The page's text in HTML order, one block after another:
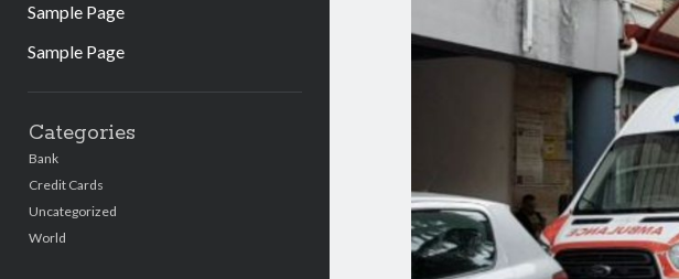
Sample Page
Sample Page
Categories
Bank
Credit Cards
Uncategorized
World